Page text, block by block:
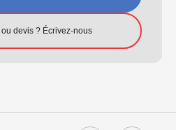
devis ? Écrivez-nous